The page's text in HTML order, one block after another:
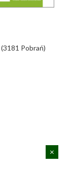
(3181 Pobrań)